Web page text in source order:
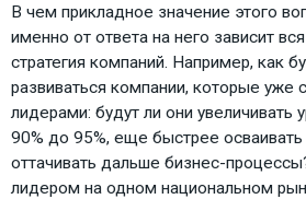
В чем прикладное значение этого
именно от ответа на него зависит
стратегия компаний. Например, как
развиваться компании, которые уже
лидерами: будут ли они увеличивать
90% до 95%, еще быстрее осваивать
оттачивать дальше бизнес-
лидером на одном национальном